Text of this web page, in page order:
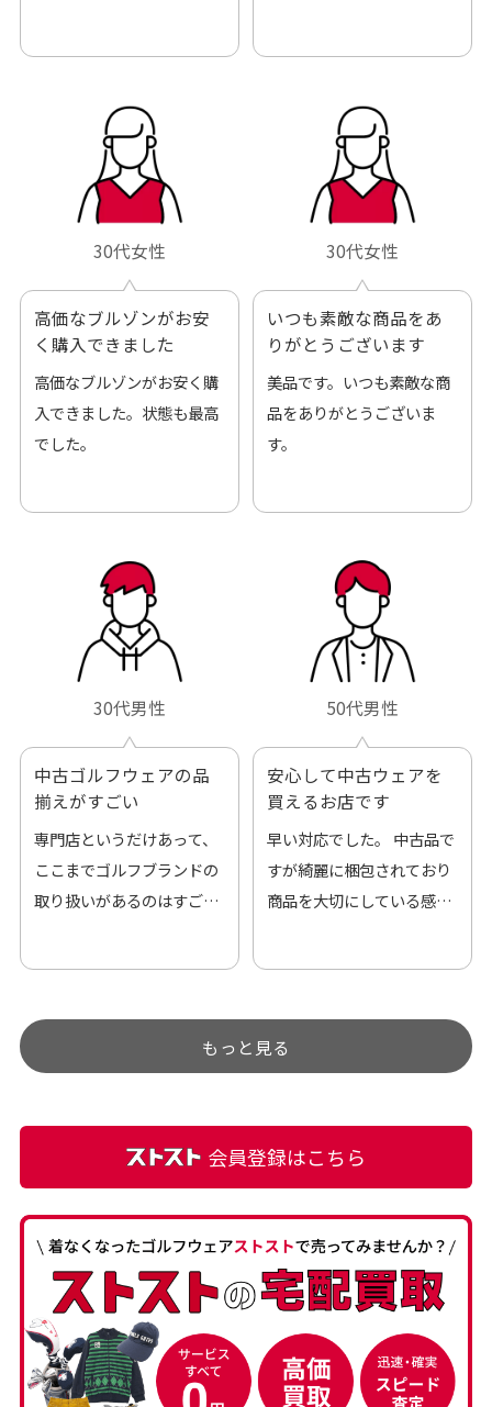
30代女性
高価なブルゾンがお安
く購入できました
高価なブルゾンがお安く購
入できました。状態も最高
でした。
30代女性
いつも素敵な商品をあ
りがとうございます
美品です。いつも素敵な商
品をありがとうございま
す。
30代男性
中古ゴルフウェアの品
揃えがすごい
専門店というだけあって、
ここまでゴルフブランドの
取り扱いがあるのはすご
す。
50代男性
安心して中古ウェアを
買えるお店です
早い対応でした。 中古品で
すが綺麗に梱包されており
商品を大切にしている感が
うぐらい目立つことなく綺
麗な商品でお安く購入でき
もっと見る
会員登録はこちら